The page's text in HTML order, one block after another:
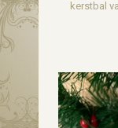
kerstbal